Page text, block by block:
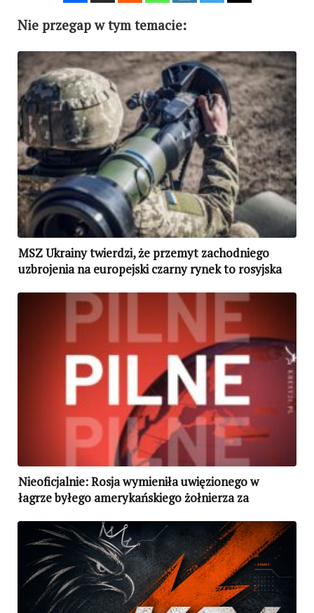
Nie przegap w tym temacie:
MSZ Ukrainy twierdzi, że przemyt zachodniego
uzbrojenia na europejski czarny rynek to rosyjska
Nieoficjalnie: Rosja wymieniła uwięzionego w
łagrze byłego amerykańskiego żołnierza za